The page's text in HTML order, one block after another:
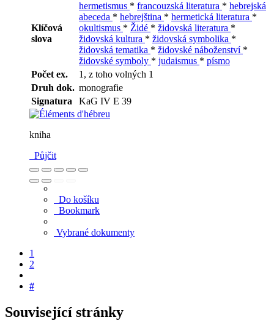
Klíčová
slova
hermetismus * francouzská literatura * hebrejská
abeceda * hebrejština * hermetická literatura *
okultismus * Židé * židovská literatura *
židovská kultura * židovská symbolika *
židovská tematika * židovské náboženství *
židovské symboly * judaismus * písmo
Počet ex.
1, z toho volných 1
Druh dok. monografie
Signatura
KaG IV E 39
kniha
Půjčit
Do košíku
Bookmark
Vybrané dokumenty
1
2
#
Související stránky